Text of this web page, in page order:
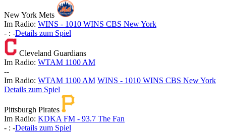
New York Mets
Im Radio: WINS - 1010 WINS CBS New York
- : -Details zum Spiel
Cleveland Guardians
Im Radio: WTAM 1100 AM
--
Im Radio: WTAM 1100 AM WINS - 1010 WINS CBS New York
Details zum Spiel
Pittsburgh Pirates
Im Radio: KDKA FM - 93.7 The Fan
- : -Details zum Spiel